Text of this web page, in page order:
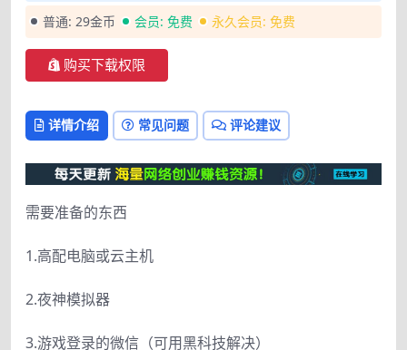
普通: 29金币 会员: 免费 永久会员: 免费
购买下载权限
详情介绍 常见问题 评论建议
需要准备的东西
1.高配电脑或云主机
2.夜神模拟器
3.游戏登录的微信（可用黑科技解决）